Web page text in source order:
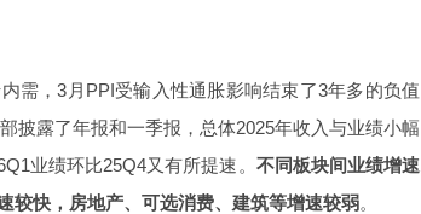
需，3月PPI受输入性通胀影响结束了3年多的负值
披露了年报和一季报，总体2025年收入与业绩小幅
业绩环比25Q4又有所提速。 不同板块间业绩增速
较快，房地产、可选消费、建筑等增速较弱。